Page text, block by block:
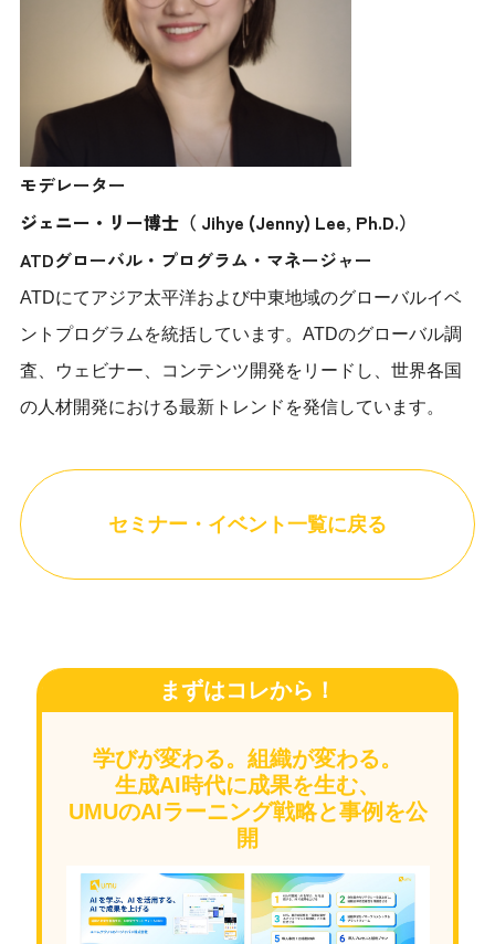
モデレーター
ジェニー・リー博士（ Jihye (Jenny) Lee, Ph.D.）
ATDグローバル・プログラム・マネージャー
ATDにてアジア太平洋および中東地域のグローバルイベ
ントプログラムを統括しています。ATDのグローバル調
査、ウェビナー、コンテンツ開発をリードし、世界各国
の人材開発における最新トレンドを発信しています。
セミナー・イベント一覧に戻る
まずはコレから！
学びが変わる。組織が変わる。
生成AI時代に成果を生む、
UMUのAIラーニング戦略と事例を公
開